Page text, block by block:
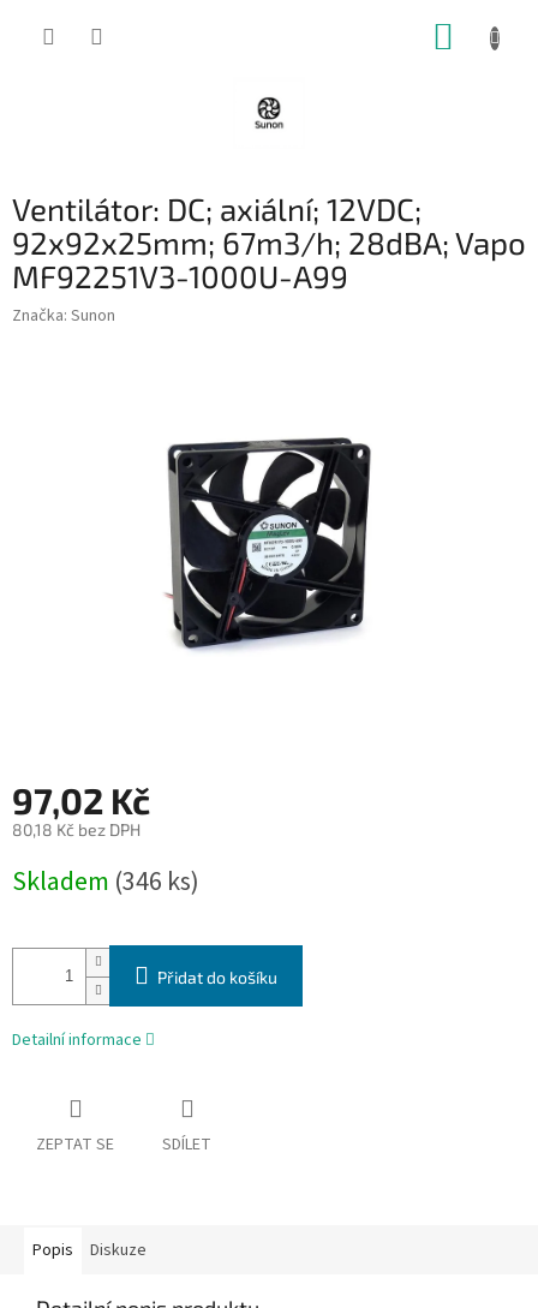
Ventilátor: DC; axiální; 12VDC;
92x92x25mm; 67m3/h; 28dBA; Vapo
MF92251V3-1000U-A99
Značka: Sunon
97,02 Kč
80,18 Kč bez DPH
cena:
Skladem (346 ks)
Přidat do košíku
Detailní informace
ZEPTAT SE SDÍLET
Popis Diskuze